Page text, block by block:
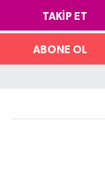
TAKIP ET
ABONE OL